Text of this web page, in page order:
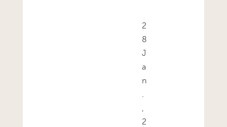
2
8
J
a
n
.
,
2